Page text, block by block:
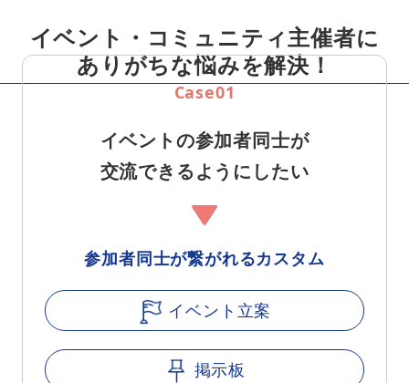
イベント・コミュニティ主催者に
ありがちな悩みを解決！
Case01
イベントの参加者同士が
交流できるようにしたい
参加者同士が繋がれるカスタム
イベント立案
掲示板